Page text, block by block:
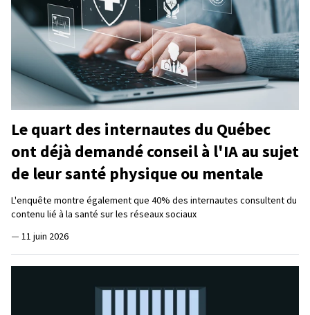
Le quart des internautes du Québec
ont déjà demandé conseil à l'IA au sujet
de leur santé physique ou mentale
L'enquête montre également que 40% des internautes consultent du
contenu lié à la santé sur les réseaux sociaux
— 11 juin 2026